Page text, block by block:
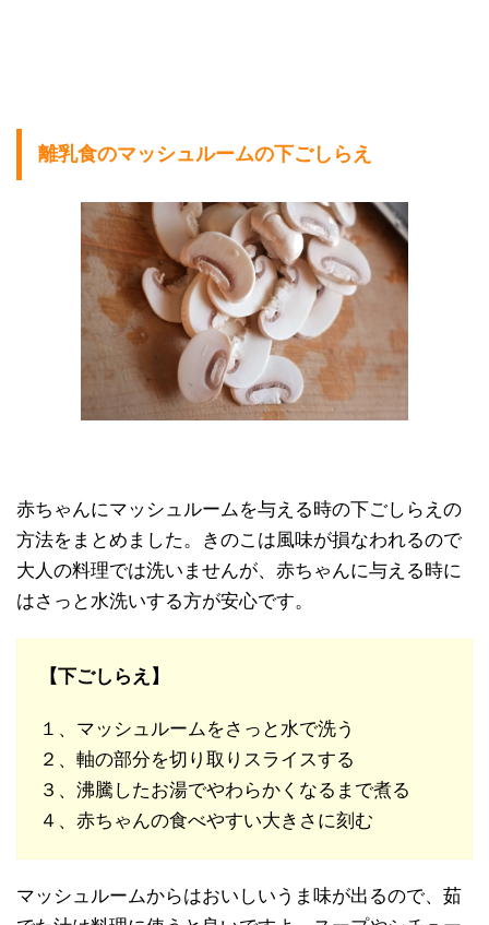
離乳食のマッシュルームの下ごしらえ
赤ちゃんにマッシュルームを与える時の下ごしらえの
方法をまとめました。きのこは風味が損なわれるので
大人の料理では洗いませんが、赤ちゃんに与える時に
はさっと水洗いする方が安心です。
【下ごしらえ】
１、マッシュルームをさっと水で洗う
２、軸の部分を切り取りスライスする
３、沸騰したお湯でやわらかくなるまで煮る
４、赤ちゃんの食べやすい大きさに刻む
マッシュルームからはおいしいうま味が出るので、茹